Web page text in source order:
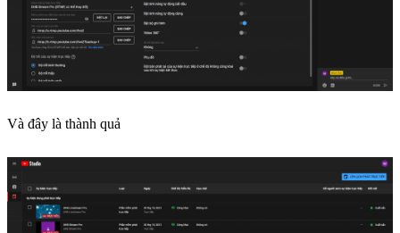
Và đây là thành quả